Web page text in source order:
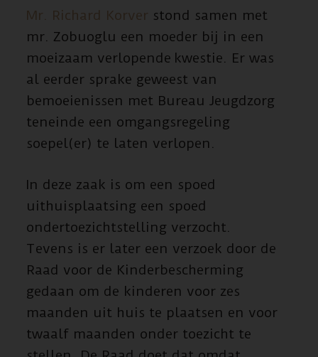
Mr. Richard Korver stond samen met
mr. Zobuoglu een moeder bij in een
moeizaam verlopende kwestie. Er was
al eerder sprake geweest van
bemoeienissen met Bureau Jeugdzorg
teneinde een omgangsregeling
soepel(er) te laten verlopen.
In deze zaak is om een spoed
uithuisplaatsing een spoed
ondertoezichtstelling verzocht.
Tevens is er later een verzoek door de
Raad voor de Kinderbescherming
gedaan om de kinderen voor zes
maanden uit huis te plaatsen en voor
twaalf maanden onder toezicht te